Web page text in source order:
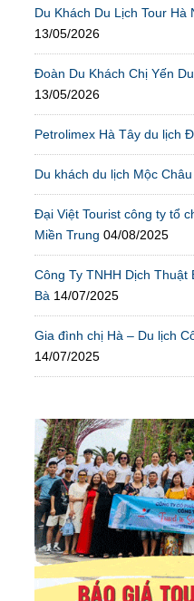
Du Khách Du Lịch Tour Hà
13/05/2026
Đoàn Du Khách Chị Yến
13/05/2026
Petrolimex Hà Tây du lịch
Du khách du lịch Mộc
Đại Việt Tourist công ty tổ
Miền Trung 04/08/2025
Công Ty TNHH Dịch
Bà 14/07/2025
Gia đình chị Hà – Du lịch
14/07/2025